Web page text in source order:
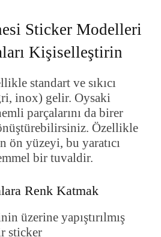
Sticker Modelleri
Kişiselleştirin
standart ve sıkıcı
inox) gelir. Oysaki
parçalarını da birer
Özellikle
ön yüzeyi, bu yaratıcı
bir tuvaldir.
Renk Katmak